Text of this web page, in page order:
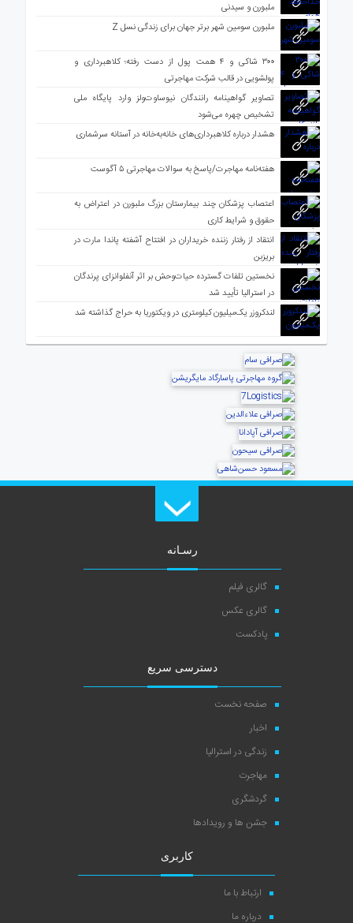
ملبورن و سیدنی
ملبورن سومین شهر برتر جهان برای زندگی نسل Z
۳۰۰ شاکی و ۴ همت پول از دست رفته؛ کلاهبرداری و
پولشویی در قالب شرکت مهاجرتی
تصاویر گواهینامه رانندگان نیوساوت‌ولز وارد پایگاه ملی
تشخیص چهره می‌شود
هشدار درباره کلاهبرداری‌های خانه‌به‌خانه در آستانه سرشماری
هفته‌نامه مهاجرت/پاسخ به سوالات مهاجرتی ۵ آگوست
اعتصاب پزشکان چند بیمارستان بزرگ ملبورن در اعتراض به
حقوق و شرایط کاری
انتقاد از رفتار زننده خریداران در افتتاح آشفته پاندا مارت در
بریزبن
نخستین تلفات گسترده حیات‌وحش بر اثر آنفلوانزای پرندگان
در استرالیا تأیید شد
لندکروزر یک‌میلیون کیلومتری در ویکتوریا به حراج گذاشته شد
رسـانه
گالری فیلم
گالری عکس
پادکست
دسترسی سریع
صفحه نخست
اخبار
زندگی در استرالیا
مهاجرت
گردشگری
جشن ها و رویدادها
کاربری
ارتباط با ما
درباره ما